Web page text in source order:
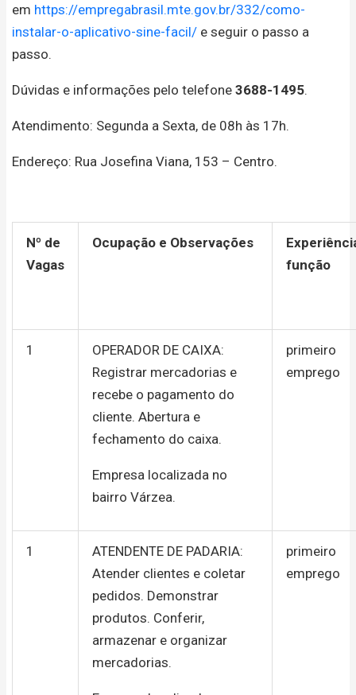
em https://empregabrasil.mte.gov.br/332/como-
instalar-o-aplicativo-sine-facil/ e seguir o passo a
passo.
Dúvidas e informações pelo telefone 3688-1495.
Atendimento: Segunda a Sexta, de 08h às 17h.
Endereço: Rua Josefina Viana, 153 – Centro.
Nº de
Vagas
Ocupação e Observações
função
1
OPERADOR DE CAIXA:
Registrar mercadorias e
recebe o pagamento do
cliente. Abertura e
fechamento do caixa.
Empresa localizada no
bairro Várzea.
primeiro
emprego
1
ATENDENTE DE PADARIA:
Atender clientes e coletar
pedidos. Demonstrar
produtos. Conferir,
armazenar e organizar
mercadorias.
primeiro
emprego